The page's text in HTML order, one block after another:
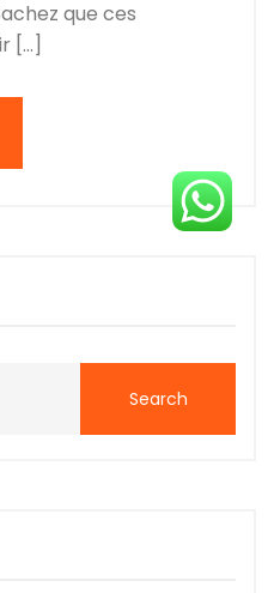
que ces
[…]
Search